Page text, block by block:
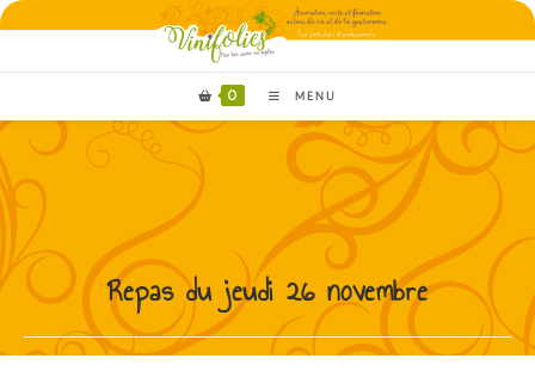
0 MENU
Repas du jeudi 26 novembre